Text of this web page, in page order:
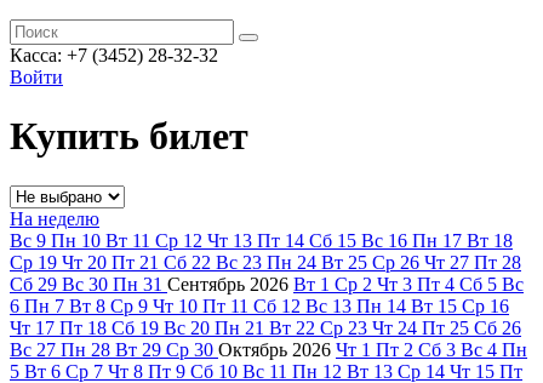
Касса: +7 (3452) 28-32-32
Войти
Купить билет
На неделю
Вс 9 Пн 10 Вт 11 Ср 12 Чт 13 Пт 14 Сб 15 Вс 16 Пн 17 Вт 18
Ср 19 Чт 20 Пт 21 Сб 22 Вс 23 Пн 24 Вт 25 Ср 26 Чт 27 Пт 28
Сб 29 Вс 30 Пн 31 Сентябрь 2026 Вт 1 Ср 2 Чт 3 Пт 4 Сб 5 Вс
6 Пн 7 Вт 8 Ср 9 Чт 10 Пт 11 Сб 12 Вс 13 Пн 14 Вт 15 Ср 16
Чт 17 Пт 18 Сб 19 Вс 20 Пн 21 Вт 22 Ср 23 Чт 24 Пт 25 Сб 26
Вс 27 Пн 28 Вт 29 Ср 30 Октябрь 2026 Чт 1 Пт 2 Сб 3 Вс 4 Пн
5 Вт 6 Ср 7 Чт 8 Пт 9 Сб 10 Вс 11 Пн 12 Вт 13 Ср 14 Чт 15 Пт